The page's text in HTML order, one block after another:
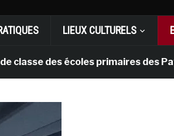
LIEUX CULTURELS
des écoles primaires des Pays-bas